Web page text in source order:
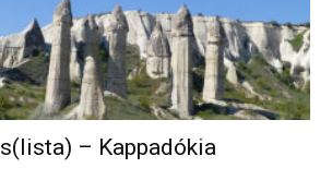
– Kappadókia